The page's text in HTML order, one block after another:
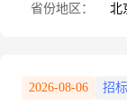
省份地区： 北
2026-08-06 招